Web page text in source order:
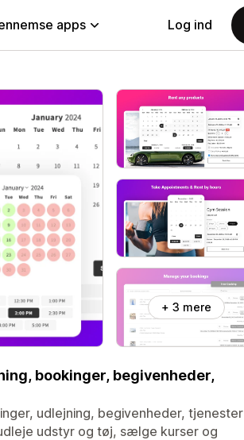
apps Log ind
+ 3 mere
bookinger, begivenheder,
udlejning, begivenheder, tjenester
udstyr og tøj, sælge kurser og